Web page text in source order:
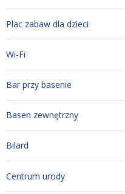
Plac zabaw dla dzieci
Wi-Fi
Bar przy basenie
Basen zewnętrzny
Bilard
Centrum urody